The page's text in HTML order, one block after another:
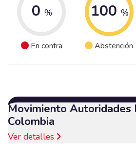
0 %
En contra
100 %
Abstención
Movimiento Autoridades
Colombia
Ver detalles